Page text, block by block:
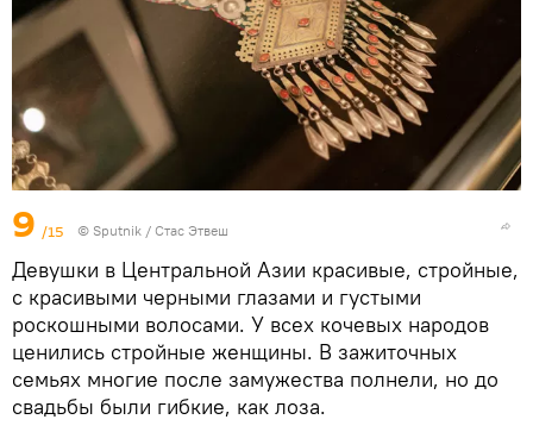
9 /15 © Sputnik / Стас Этвеш
Девушки в Центральной Азии красивые, стройные,
с красивыми черными глазами и густыми
роскошными волосами. У всех кочевых народов
ценились стройные женщины. В зажиточных
семьях многие после замужества полнели, но до
свадьбы были гибкие, как лоза.